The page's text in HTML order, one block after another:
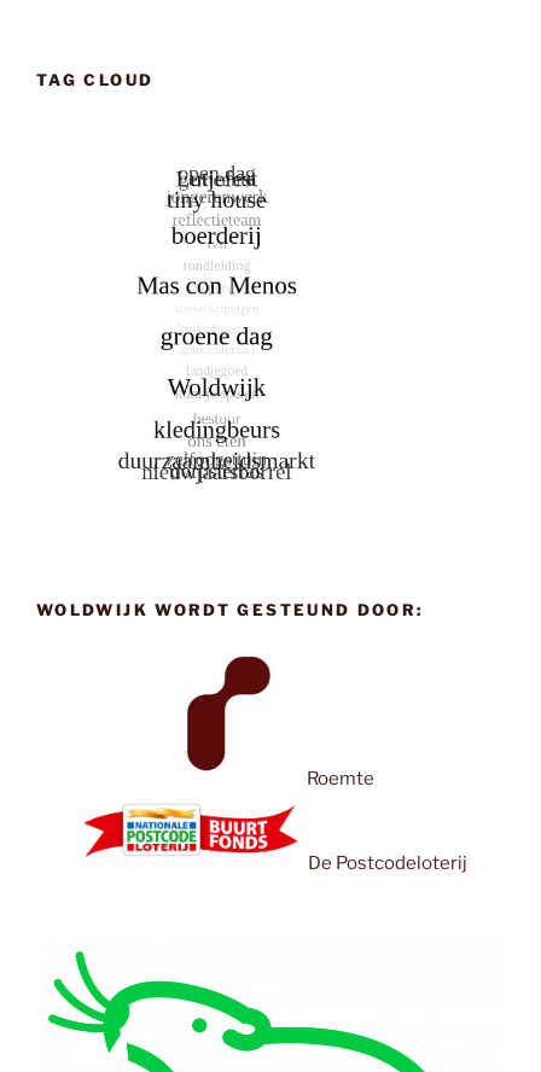
TAG CLOUD
WOLDWIJK WORDT GESTEUND DOOR:
Roemte
De Postcodeloterij